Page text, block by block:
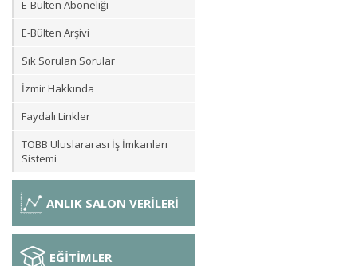
E-Bülten Aboneliği
E-Bülten Arşivi
Sık Sorulan Sorular
İzmir Hakkında
Faydalı Linkler
TOBB Uluslararası İş İmkanları
Sistemi
ANLIK SALON VERİLERİ
EĞİTİMLER